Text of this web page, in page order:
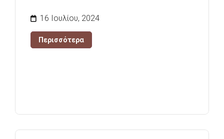
16 Ιουλίου, 2024
Περισσότερα